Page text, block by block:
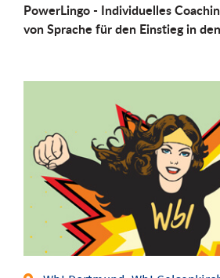
PowerLingo - Individuelles
von Sprache für den Einstieg in